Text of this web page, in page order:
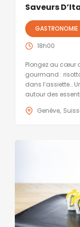
Saveurs
GASTRONOMIE
18h00
Plongez au cœur
gourmand :
dans l’assiette…
autour des
Genève